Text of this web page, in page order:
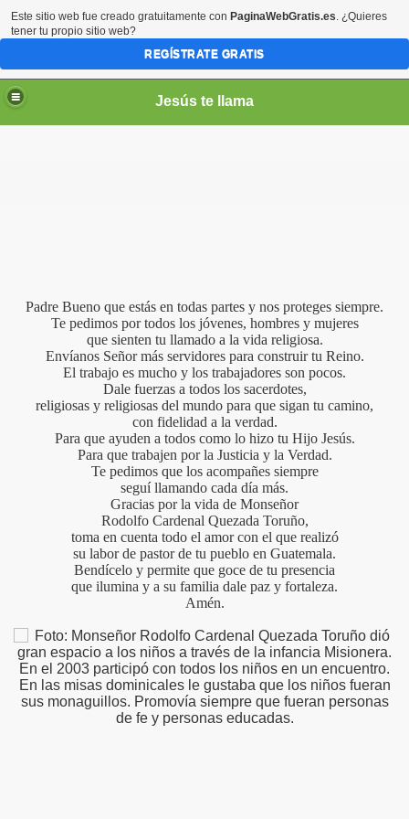
Jesús te llama
Padre Bueno que estás en todas partes y nos proteges siempre.
Te pedimos por todos los jóvenes, hombres y mujeres
que sienten tu llamado a la vida religiosa.
Envíanos Señor más servidores para construir tu Reino.
El trabajo es mucho y los trabajadores son pocos.
Dale fuerzas a todos los sacerdotes,
religiosas y religiosas del mundo para que sigan tu camino,
con fidelidad a la verdad.
Para que ayuden a todos como lo hizo tu Hijo Jesús.
Para que trabajen por la Justicia y la Verdad.
Te pedimos que los acompañes siempre
seguí llamando cada día más.
Gracias por la vida de Monseñor
Rodolfo Cardenal Quezada Toruño,
toma en cuenta todo el amor con el que realizó
su labor de pastor de tu pueblo en Guatemala.
Bendícelo y permite que goce de tu presencia
que ilumina y a su familia dale paz y fortaleza.
Amén.
Este sitio web fue creado gratuitamente con PaginaWebGratis.es. ¿Quieres
tener tu propio sitio web?
REGÍSTRATE GRATIS